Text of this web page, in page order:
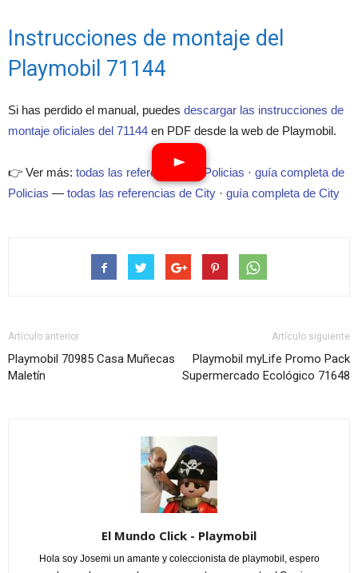
Instrucciones de montaje del
Playmobil 71144
Si has perdido el manual, puedes descargar las instrucciones de
montaje oficiales del 71144 en PDF desde la web de Playmobil.
👉 Ver más: todas las referencias de Policias · guía completa de
Policias — todas las referencias de City · guía completa de City
Artículo anterior
Playmobil 70985 Casa Muñecas
Maletín
Artículo siguiente
Playmobil myLife Promo Pack
Supermercado Ecológico 71648
El Mundo Click - Playmobil
Hola soy Josemi un amante y coleccionista de playmobil, espero